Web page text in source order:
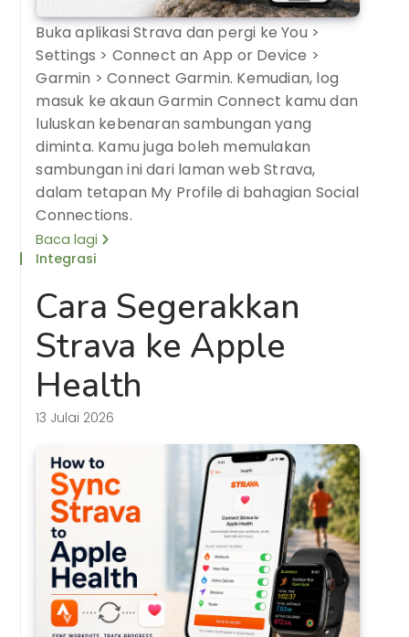
Buka aplikasi Strava dan pergi ke You >
Settings > Connect an App or Device >
Garmin > Connect Garmin. Kemudian, log
masuk ke akaun Garmin Connect kamu dan
luluskan kebenaran sambungan yang
diminta. Kamu juga boleh memulakan
sambungan ini dari laman web Strava,
dalam tetapan My Profile di bahagian Social
Connections.
Baca lagi
Integrasi
Cara Segerakkan
Strava ke Apple
Health
13 Julai 2026